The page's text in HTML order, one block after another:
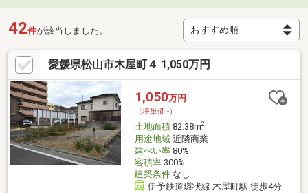
42件が該当しました。
愛媛県松山市木屋町４ 1,050万円
1,050万円
（坪単価:-）
土地面積82.38m2
用途地域近隣商業
建ぺい率80%
容積率300%
建築条件なし
伊予鉄道環状線 木屋町駅 徒歩4分